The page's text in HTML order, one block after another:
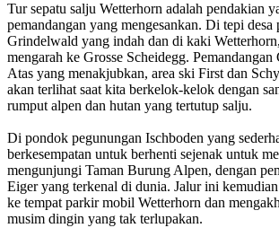
Tur sepatu salju Wetterhorn adalah pendakian
pemandangan yang mengesankan. Di tepi desa
Grindelwald yang indah dan di kaki
mengarah ke Grosse Scheidegg.
Atas yang menakjubkan, area ski First dan
akan terlihat saat kita berkelok-kelok dengan
rumput alpen dan hutan yang tertutup salju.
Di pondok pegunungan Ischboden yang
berkesempatan untuk berhenti sejenak untuk
mengunjungi Taman Burung Alpen, dengan
Eiger yang terkenal di dunia. Jalur ini
ke tempat parkir mobil Wetterhorn dan
musim dingin yang tak terlupakan.